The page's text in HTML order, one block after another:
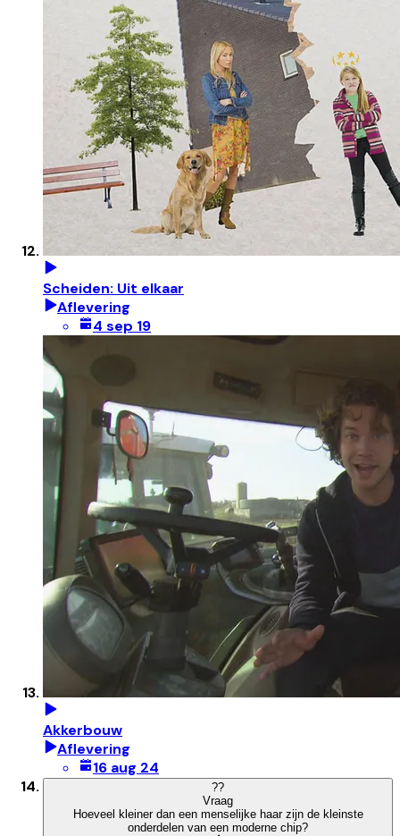
Scheiden: Uit elkaar
Aflevering
4 sep 19
Akkerbouw
Aflevering
16 aug 24
??
Vraag
Hoeveel kleiner dan een menselijke haar zijn de kleinste
onderdelen van een moderne chip?